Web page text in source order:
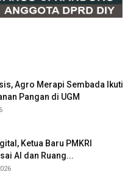
Agro Merapi Sembada Ikuti
Pangan di UGM
Ketua Baru PMKRI
AI dan Ruang...